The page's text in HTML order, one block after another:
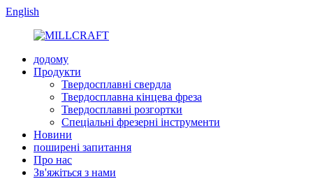
English
додому
Продукти
Твердосплавні свердла
Твердосплавна кінцева фреза
Твердосплавні розгортки
Спеціальні фрезерні інструменти
Новини
поширені запитання
Про нас
Зв'яжіться з нами